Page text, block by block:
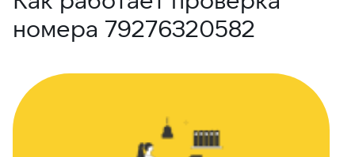
номера 79276320582